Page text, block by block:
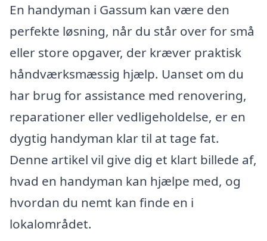
En handyman i Gassum kan være den
perfekte løsning, når du står over for små
eller store opgaver, der kræver praktisk
håndværksmæssig hjælp. Uanset om du
har brug for assistance med renovering,
reparationer eller vedligeholdelse, er en
dygtig handyman klar til at tage fat.
Denne artikel vil give dig et klart billede af,
hvad en handyman kan hjælpe med, og
hvordan du nemt kan finde en i
lokalområdet.